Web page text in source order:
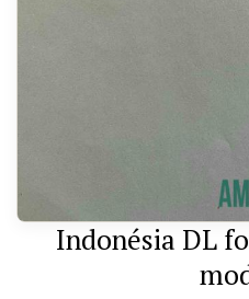
Indonésia DL